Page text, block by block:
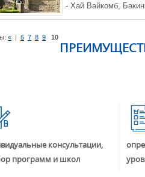
- Хай Вайкомб,
« | 6 7 8 9 10
консультации,
программ и школ